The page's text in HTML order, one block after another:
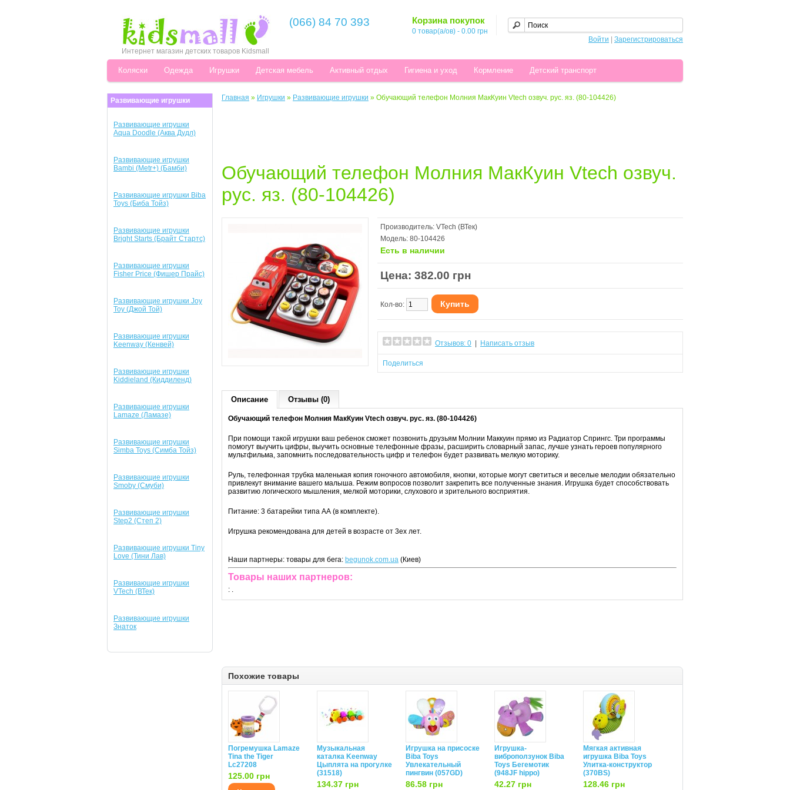
Интернет магазин детских товаров Kidsmall
(066) 84 70 393 Корзина покупок
0 товар(а/ов) - 0.00 грн
Войти
Зарегистрироваться
Коляски Одежда Игрушки Детская мебель Активный отдых Гигиена и уход Кормление Детский транспорт
Развивающие игрушки
Развивающие игрушки
Aqua Doodle (Аква Дудл)
Развивающие игрушки
Bambi (Metr+) (Бамби)
Развивающие игрушки Biba
Toys (Биба Тойз)
Развивающие игрушки
Bright Starts (Брайт Стартс)
Развивающие игрушки
Fisher Price (Фишер Прайс)
Развивающие игрушки Joy
Toy (Джой Той)
Развивающие игрушки
Keenway (Кенвей)
Развивающие игрушки
Kiddieland (Киддиленд)
Развивающие игрушки
Lamaze (Ламазе)
Развивающие игрушки
Simba Toys (Симба Тойз)
Развивающие игрушки
Smoby (Смуби)
Развивающие игрушки
Step2 (Степ 2)
Развивающие игрушки Tiny
Love (Тини Лав)
Развивающие игрушки
VTech (ВТек)
Развивающие игрушки
Знаток
Главная » Игрушки » Развивающие игрушки » Обучающий телефон Молния МакКуин Vtech озвуч. рус. яз. (80-104426)
Обучающий телефон Молния МакКуин Vtech озвуч.
рус. яз. (80-104426)
Производитель: VTech (ВТек)
Модель: 80-104426
Есть в наличии
Цена: 382.00 грн
Кол-во: Купить
Отзывов: 0 Написать отзыв
Поделиться
Описание Отзывы (0)
Обучающий телефон Молния МакКуин Vtech озвуч. рус. яз. (80-104426)
При помощи такой игрушки ваш ребенок сможет позвонить друзьям Молнии Маккуин прямо из Радиатор Спрингс. Три программы
помогут выучить цифры, выучить основные телефонные фразы, расширить словарный запас, лучше узнать героев популярного
мультфильма, запомнить последовательность цифр и телефон будет развивать мелкую моторику.
Руль, телефонная трубка маленькая копия гоночного автомобиля, кнопки, которые могут светиться и веселые мелодии обязательно
привлекут внимание вашего малыша. Режим вопросов позволит закрепить все полученные знания. Игрушка будет способствовать
развитию логического мышления, мелкой моторики, слухового и зрительного восприятия.
Питание: 3 батарейки типа АА (в комплекте).
Игрушка рекомендована для детей в возрасте от 3ех лет.
Наши партнеры: товары для бега: begunok.com.ua (Киев)
Товары наших партнеров:
: .
Похожие товары
Погремушка Lamaze
Tina the Tiger
Lc27208
125.00 грн
Музыкальная
каталка Keenway
Цыплята на прогулке
(31518)
134.37 грн
Игрушка на присоске
Biba Toys
Увлекательный
пингвин (057GD)
86.58 грн
Игрушка-
виброползунок Biba
Toys Бегемотик
(948JF hippo)
42.27 грн
Мягкая активная
игрушка Biba Toys
Улитка-конструктор
(370BS)
128.46 грн